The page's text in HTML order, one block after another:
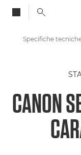
Stampanti Canon
Specifiche
CANON